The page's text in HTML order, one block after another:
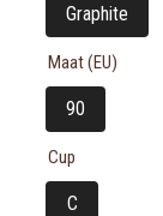
Graphite
Maat (EU)
90
Cup
C